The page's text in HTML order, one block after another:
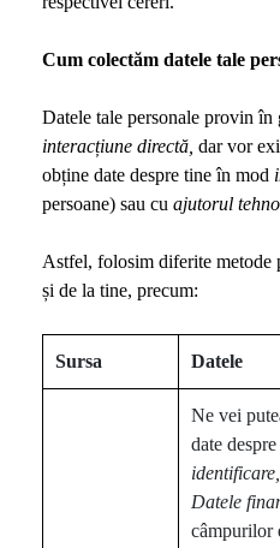
Cum colectăm datele tale
Datele tale personale provin în
interacțiune directă, dar vor
obține date despre tine în mod
persoane) sau cu ajutorul
Astfel, folosim diferite metode
și de la tine, precum:
Sursa Datele
Ne vei
date
Datele
câmpurilor